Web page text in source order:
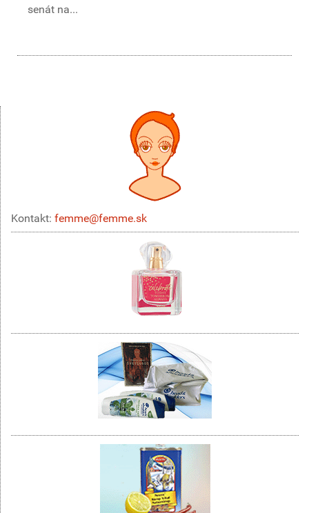
senát na...
Kontakt: femme@femme.sk